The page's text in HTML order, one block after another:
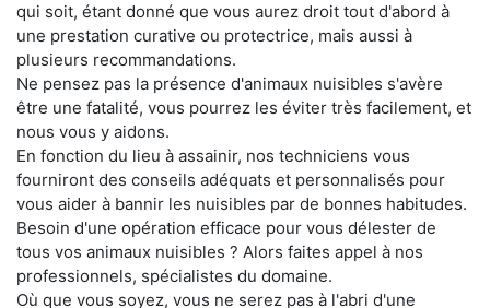
qui soit, étant donné que vous aurez droit tout d'abord à
une prestation curative ou protectrice, mais aussi à
plusieurs recommandations.
Ne pensez pas la présence d'animaux nuisibles s'avère
être une fatalité, vous pourrez les éviter très facilement, et
nous vous y aidons.
En fonction du lieu à assainir, nos techniciens vous
fourniront des conseils adéquats et personnalisés pour
vous aider à bannir les nuisibles par de bonnes habitudes.
Besoin d'une opération efficace pour vous délester de
tous vos animaux nuisibles ? Alors faites appel à nos
professionnels, spécialistes du domaine.
Où que vous soyez, vous ne serez pas à l'abri d'une